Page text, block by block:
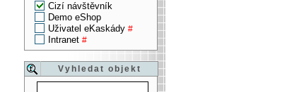
Cizí návštěvník
Demo eShop
Uživatel eKaskády #
Intranet #
Vyhledat objekt